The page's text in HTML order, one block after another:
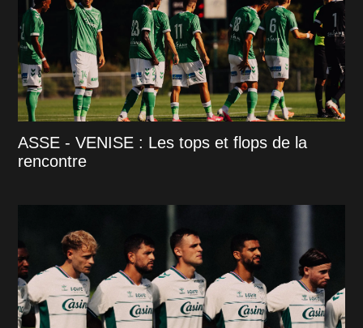
ASSE - VENISE : Les tops et flops de la
rencontre